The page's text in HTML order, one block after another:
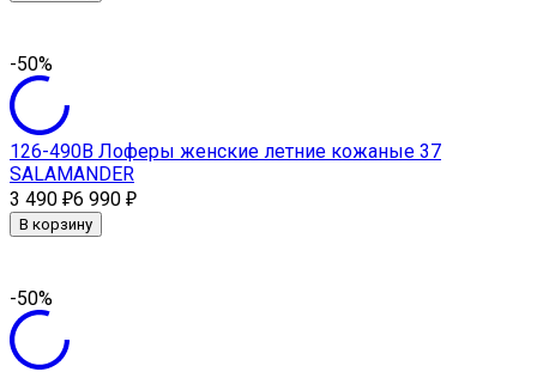
-50%
126-490В Лоферы женские летние кожаные 37
SALAMANDER
3 490 ₽6 990 ₽
В корзину
-50%